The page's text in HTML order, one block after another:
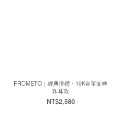
FROMETO｜經典排鑽・10K金單支轉
珠耳環
NT$2,580